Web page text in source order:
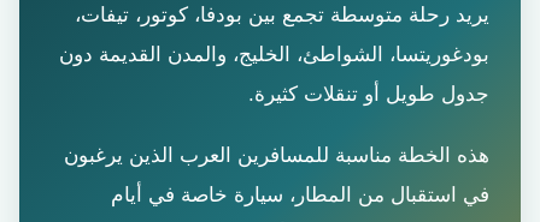
يريد رحلة متوسطة تجمع بين بودفا، كوتور، تيفات،
بودغوريتسا، الشواطئ، الخليج، والمدن القديمة دون
جدول طويل أو تنقلات كثيرة.
هذه الخطة مناسبة للمسافرين العرب الذين يرغبون
في استقبال من المطار، سيارة خاصة في أيام